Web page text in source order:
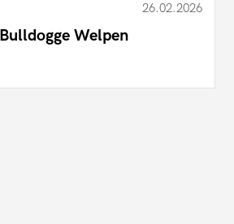
26.02.2026
Welpen